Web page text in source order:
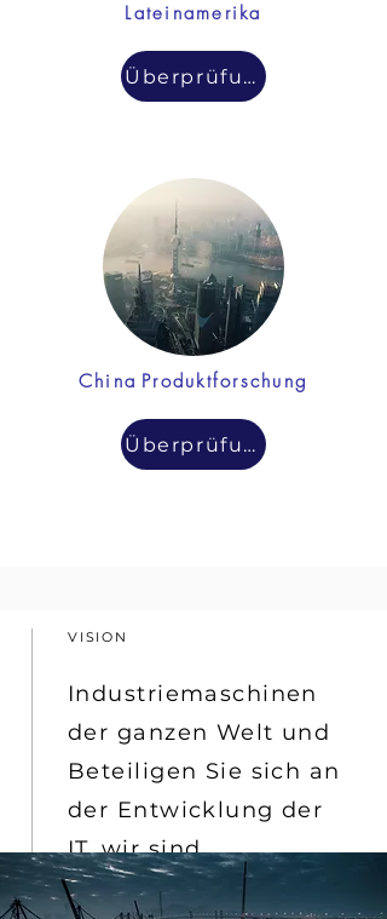
Lateinamerika
Überprüfung
China Produktforschung
Überprüfung
VISION
Industriemaschinen
der ganzen Welt und
Beteiligen Sie sich an
der Entwicklung der
IT wir sind